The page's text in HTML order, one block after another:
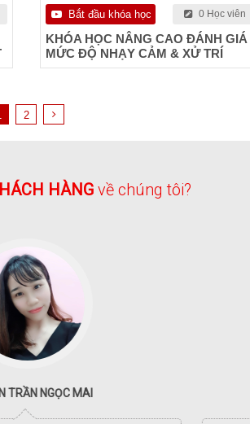
Bắt đầu khóa học 0 Học viên
KHÓA HỌC NÂNG CAO ĐÁNH GIÁ
MỨC ĐỘ NHẠY CẢM & XỬ TRÍ
2
HÀNG về chúng tôi?
TRẦN NGỌC MAI